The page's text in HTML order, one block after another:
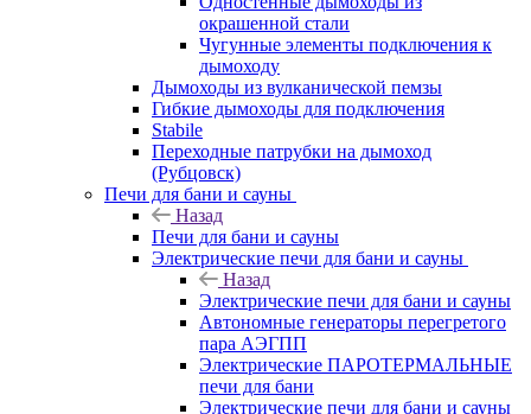
окрашенной стали
Чугунные элементы подключения к
дымоходу
Дымоходы из вулканической пемзы
Гибкие дымоходы для подключения
Stabile
Переходные патрубки на дымоход
(Рубцовск)
Печи для бани и сауны
Назад
Печи для бани и сауны
Электрические печи для бани и сауны
Назад
Электрические печи для бани и сауны
Автономные генераторы перегретого
пара АЭГПП
Электрические ПАРОТЕРМАЛЬНЫЕ
печи для бани
Электрические печи для бани и сауны